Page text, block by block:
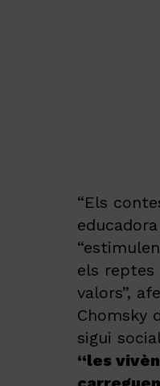
“Els
els reptes
valors”,
Chomsky
sigui
“les